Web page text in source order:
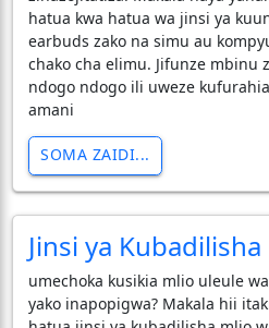
hatua kwa hatua wa jinsi ya
earbuds zako na simu au
chako cha elimu. Jifunze mbinu
ndogo ndogo ili uweze
amani
SOMA ZAIDI...
Jinsi ya
umechoka kusikia mlio uleule
yako inapopigwa? Makala hii